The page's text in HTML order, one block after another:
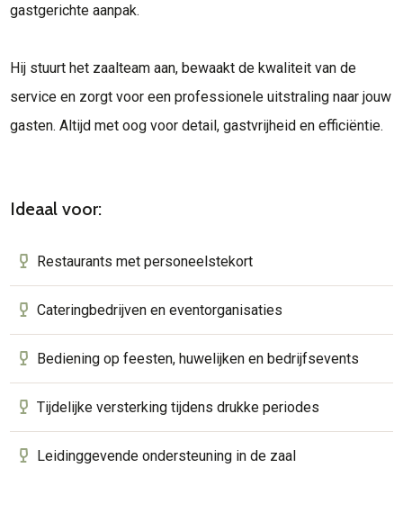
gastgerichte aanpak.
Hij stuurt het zaalteam aan, bewaakt de kwaliteit van de
service en zorgt voor een professionele uitstraling naar jouw
gasten. Altijd met oog voor detail, gastvrijheid en efficiëntie.
Ideaal voor:
Restaurants met personeelstekort
Cateringbedrijven en eventorganisaties
Bediening op feesten, huwelijken en bedrijfsevents
Tijdelijke versterking tijdens drukke periodes
Leidinggevende ondersteuning in de zaal